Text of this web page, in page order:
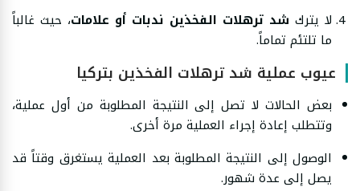
لا يترك شد ترهلات الفخذين ندبات أو علامات، حيث غالباً
ما تلتئم تماماً.
عيوب عملية شد ترهلات الفخذين بتركيا
بعض الحالات لا تصل إلى النتيجة المطلوبة من أول عملية،
وتتطلب إعادة إجراء العملية مرة أخرى.
الوصول إلى النتيجة المطلوبة بعد العملية يستغرق وقتاً قد
يصل إلى عدة شهور.